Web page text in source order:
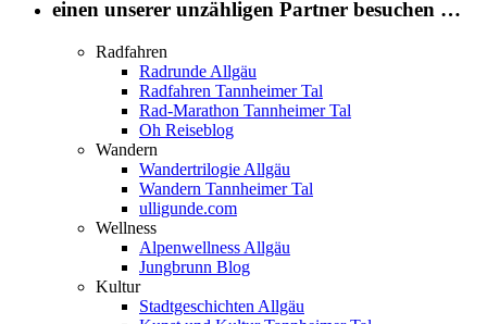
einen unserer unzähligen Partner besuchen …
Radfahren
Radrunde Allgäu
Radfahren Tannheimer Tal
Rad-Marathon Tannheimer Tal
Oh Reiseblog
Wandern
Wandertrilogie Allgäu
Wandern Tannheimer Tal
ulligunde.com
Wellness
Alpenwellness Allgäu
Jungbrunn Blog
Kultur
Stadtgeschichten Allgäu